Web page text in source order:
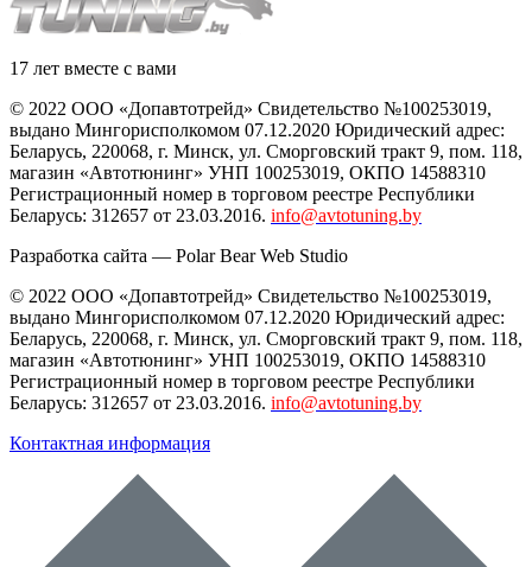
17 лет вместе с вами
© 2022 ООО «Допавтотрейд» Свидетельство №100253019,
выдано Мингорисполкомом 07.12.2020 Юридический адрес:
Беларусь, 220068, г. Минск, ул. Сморговский тракт 9, пом. 118,
магазин «Автотюнинг» УНП 100253019, ОКПО 14588310
Регистрационный номер в торговом реестре Республики
Беларусь: 312657 от 23.03.2016. info@avtotuning.by
Разработка сайта — Polar Bear Web Studio
© 2022 ООО «Допавтотрейд» Свидетельство №100253019,
выдано Мингорисполкомом 07.12.2020 Юридический адрес:
Беларусь, 220068, г. Минск, ул. Сморговский тракт 9, пом. 118,
магазин «Автотюнинг» УНП 100253019, ОКПО 14588310
Регистрационный номер в торговом реестре Республики
Беларусь: 312657 от 23.03.2016. info@avtotuning.by
Контактная информация